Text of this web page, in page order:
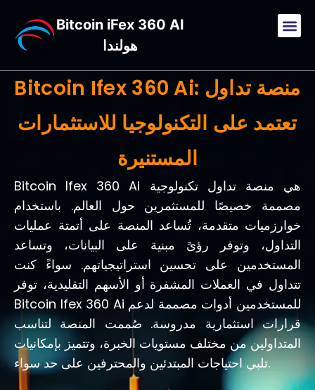
Bitcoin iFex 360 AI
هولندا
Bitcoin Ifex 360 Ai: منصة تداول
تعتمد على التكنولوجيا للاستثمارات
المستنيرة
Bitcoin Ifex 360 Ai هي منصة تداول تكنولوجية
مصممة خصيصًا للمستثمرين حول العالم. باستخدام
خوارزميات متقدمة، تُساعد المنصة على أتمتة عمليات
التداول، وتوفر رؤىً مبنية على البيانات، وتساعد
المستخدمين على تحسين استراتيجياتهم. سواءً كنت
تتداول في العملات المشفرة أو الأسهم التقليدية، توفر
Bitcoin Ifex 360 Ai للمستخدمين أدوات مصممة لدعم
قرارات استثمارية مدروسة. صُممت المنصة لتناسب
المتداولين من مختلف مستويات الخبرة، وتتميز بإمكانيات
تلبي احتياجات المبتدئين والمحترفين على حد سواء.